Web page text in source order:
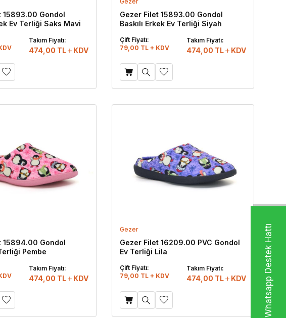
Whatsapp Destek Hattı
15893.00 Gondol
Ev Terliği Saks Mavi
Takım Fiyatı:
474,00 TL KDV
Gezer Filet 15893.00 Gondol
Baskılı Erkek Ev Terliği Siyah
Çift Fiyatı:
79,00 TL + KDV
Takım Fiyatı:
474,00 TL KDV
15894.00 Gondol
Pembe
Takım Fiyatı:
474,00 TL KDV
Gezer
Gezer Filet 16209.00 PVC Gondol
Ev Terliği Lila
Çift Fiyatı:
79,00 TL + KDV
Takım Fiyatı:
474,00 TL KDV